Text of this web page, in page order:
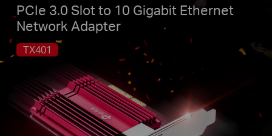
PCIe 3.0 Slot to 10 Gigabit Ethernet
Network Adapter
TX401